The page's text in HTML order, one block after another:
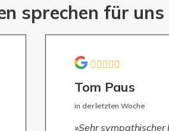
sprechen für uns
Tom Paus
in der letzten Woche
Sehr sympathischer